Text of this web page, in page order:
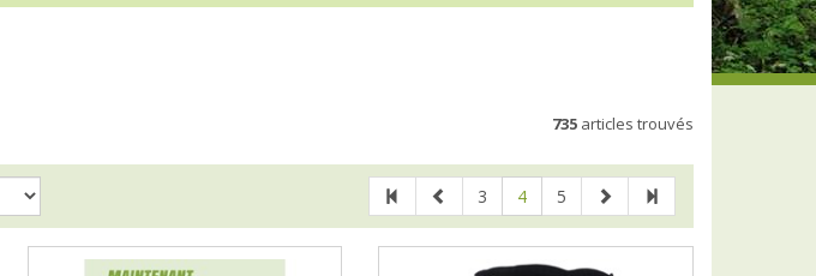
735 articles trouvés
3 4 5